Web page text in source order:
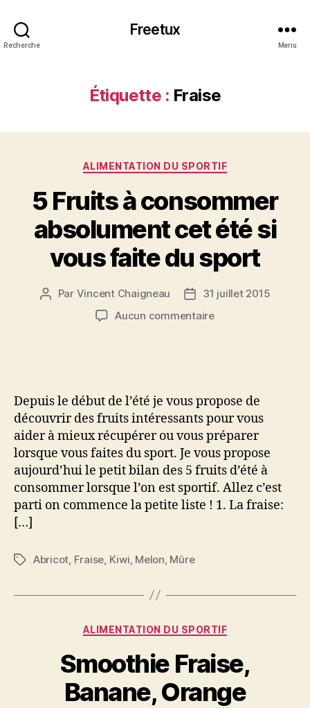
Recherche
Freetux
Menu
Étiquette : Fraise
Catégories
ALIMENTATION DU SPORTIF
5 Fruits à consommer
absolument cet été si
vous faite du sport
Auteur
Par Vincent Chaigneau
Date31 juillet 2015
Aucun commentairesur
cet
été
si
vous
faite
du
sport
Depuis le début de l’été je vous propose de
découvrir des fruits intéressants pour vous
aider à mieux récupérer ou vous préparer
lorsque vous faites du sport. Je vous propose
aujourd’hui le petit bilan des 5 fruits d’été à
consommer lorsque l’on est sportif. Allez c’est
parti on commence la petite liste ! 1. La fraise:
[…]
Étiquettes
Abricot Fraise Kiwi Melon Mûre
Catégories
ALIMENTATION DU SPORTIF
Smoothie Fraise,
Banane, Orange